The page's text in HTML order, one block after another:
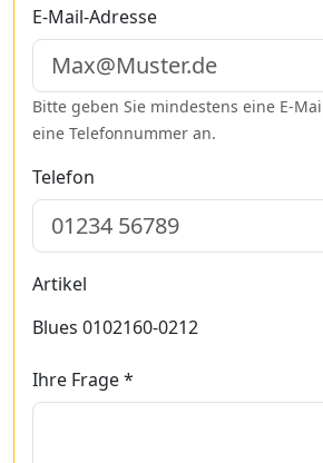
E-Mail-Adresse
Bitte geben Sie mindestens eine E-
eine Telefonnummer an.
Telefon
Artikel
Blues 0102160-0212
Ihre Frage *